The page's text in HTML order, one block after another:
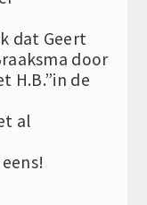
dat Geert
door
H.B.”in de
al